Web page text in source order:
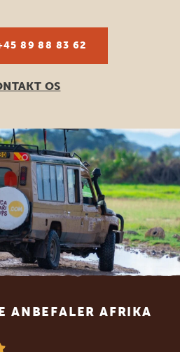
89 88 83 62
OS
ANBEFALER AFRIKA